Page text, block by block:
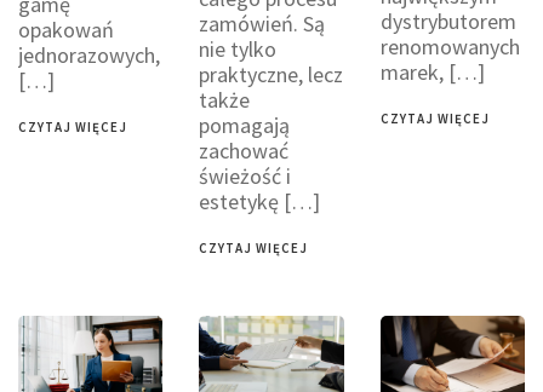
opakowań
jednorazowych,
[…]
CZYTAJ WIĘCEJ
zamówień. Są
nie tylko
praktyczne, lecz
także
pomagają
zachować
świeżość i
estetykę […]
CZYTAJ WIĘCEJ
dystrybutorem
renomowanych
marek, […]
CZYTAJ WIĘCEJ